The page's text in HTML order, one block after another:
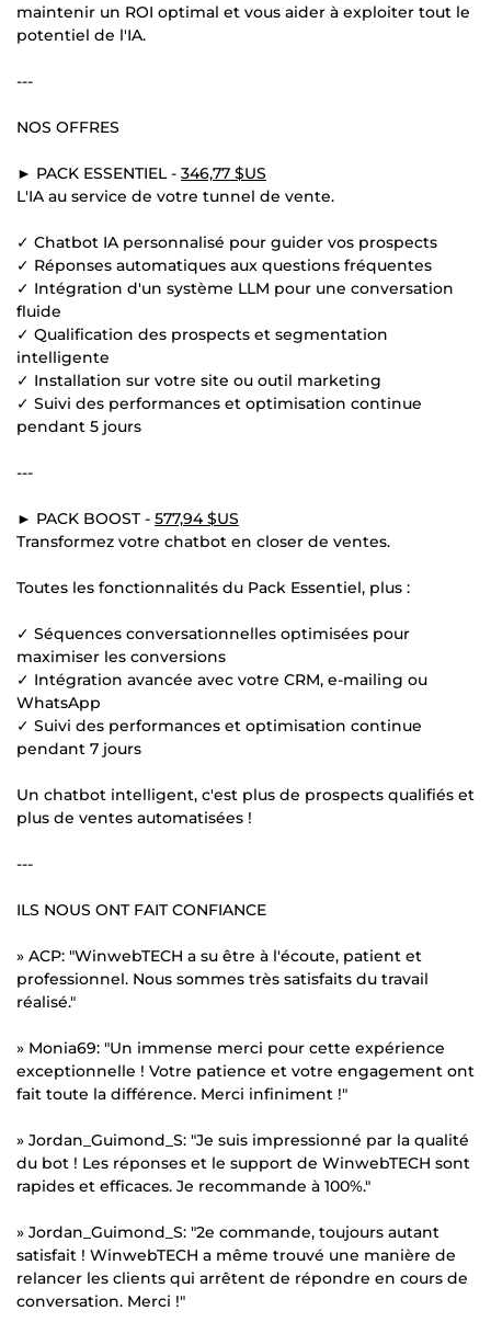
maintenir un ROI optimal et vous aider à exploiter tout le
potentiel de l'IA.
---
NOS OFFRES
► PACK ESSENTIEL - 346,77 $US
L'IA au service de votre tunnel de vente.
✓ Chatbot IA personnalisé pour guider vos prospects
✓ Réponses automatiques aux questions fréquentes
✓ Intégration d'un système LLM pour une conversation
fluide
✓ Qualification des prospects et segmentation
intelligente
✓ Installation sur votre site ou outil marketing
✓ Suivi des performances et optimisation continue
pendant 5 jours
---
► PACK BOOST - 577,94 $US
Transformez votre chatbot en closer de ventes.
Toutes les fonctionnalités du Pack Essentiel, plus :
✓ Séquences conversationnelles optimisées pour
maximiser les conversions
✓ Intégration avancée avec votre CRM, e-mailing ou
WhatsApp
✓ Suivi des performances et optimisation continue
pendant 7 jours
Un chatbot intelligent, c'est plus de prospects qualifiés et
plus de ventes automatisées !
---
ILS NOUS ONT FAIT CONFIANCE
» ACP: "WinwebTECH a su être à l'écoute, patient et
professionnel. Nous sommes très satisfaits du travail
réalisé."
» Monia69: "Un immense merci pour cette expérience
exceptionnelle ! Votre patience et votre engagement ont
fait toute la différence. Merci infiniment !"
» Jordan_Guimond_S: "Je suis impressionné par la qualité
du bot ! Les réponses et le support de WinwebTECH sont
rapides et efficaces. Je recommande à 100%."
» Jordan_Guimond_S: "2e commande, toujours autant
satisfait ! WinwebTECH a même trouvé une manière de
relancer les clients qui arrêtent de répondre en cours de
conversation. Merci !"